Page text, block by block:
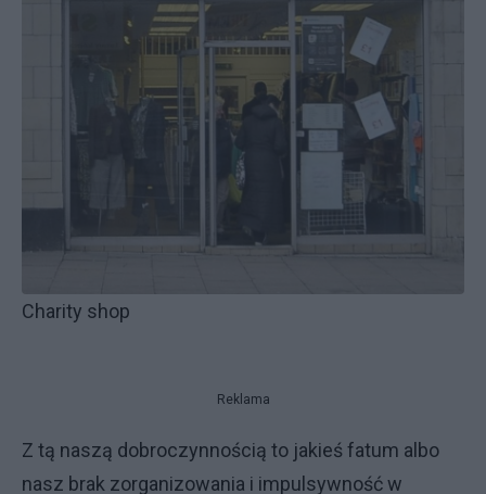
Charity shop
Reklama
Z tą naszą dobroczynnością to jakieś fatum albo
nasz brak zorganizowania i impulsywność w